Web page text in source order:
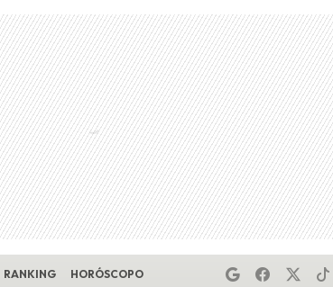
RANKING HORÓSCOPO